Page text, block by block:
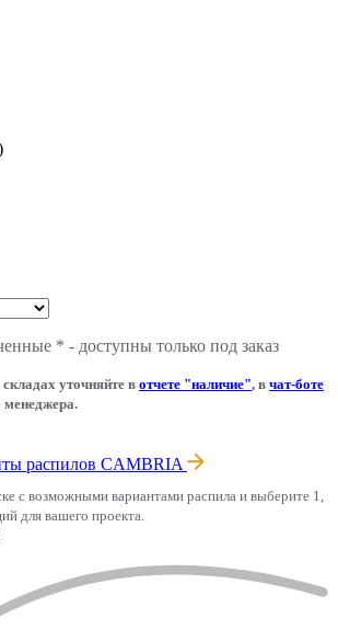
* - доступны только под заказ
уточняйте в отчете "наличие", в чат-боте
менеджера.
распилов CAMBRIA
с возможными вариантами распила и выберите 1,
для вашего проекта.